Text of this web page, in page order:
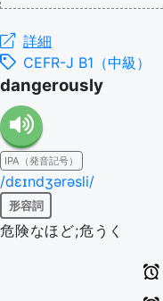
詳細
CEFR-J B1（中級）
dangerously
IPA（発音記号）
/dɛɪndʒərəsli/
形容詞
危険なほど;危うく